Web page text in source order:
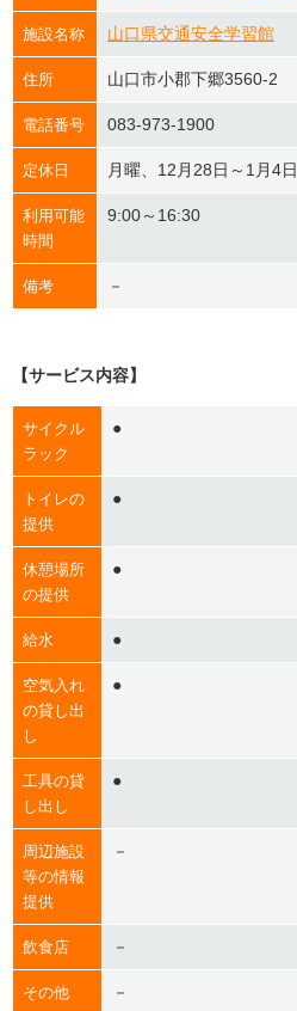
施設名称 山口県交通安全学習館
住所 山口市小郡下郷3560-2
電話番号 083-973-1900
定休日 月曜、12月28日～1月4日
利用可能
時間
9:00～16:30
備考 －
【サービス内容】
サイクル
ラック
●
トイレの
提供
●
休憩場所
の提供
●
給水 ●
空気入れ
の貸し出
し
●
工具の貸
し出し
●
周辺施設
等の情報
提供
－
飲食店 －
その他 －